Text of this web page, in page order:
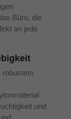
Büro, die
an jede
robustem
und